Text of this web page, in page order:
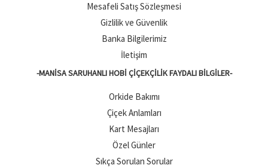
Mesafeli Satış Sözleşmesi
Gizlilik ve Güvenlik
Banka Bilgilerimiz
İletişim
-MANISA SARUHANLI HOBI ÇIÇEKÇILIK FAYDALI BILGILER-
Orkide Bakımı
Çiçek Anlamları
Kart Mesajları
Özel Günler
Sıkça Sorulan Sorular